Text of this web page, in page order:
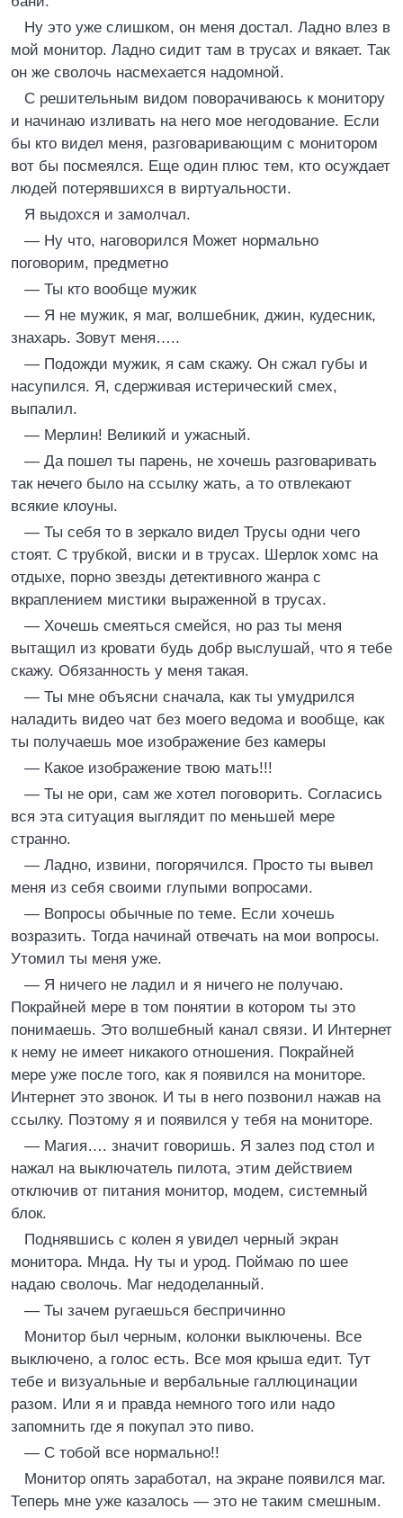
Ну это уже слишком, он меня достал. Ладно влез в
мой монитор. Ладно сидит там в трусах и вякает. Так
он же сволочь насмехается надомной.
С решительным видом поворачиваюсь к монитору
и начинаю изливать на него мое негодование. Если
бы кто видел меня, разговаривающим с монитором
вот бы посмеялся. Еще один плюс тем, кто осуждает
людей потерявшихся в виртуальности.
Я выдохся и замолчал.
— Ну что, наговорился Может нормально
поговорим, предметно
— Ты кто вообще мужик
— Я не мужик, я маг, волшебник, джин, кудесник,
знахарь. Зовут меня…..
— Подожди мужик, я сам скажу. Он сжал губы и
насупился. Я, сдерживая истерический смех,
выпалил.
— Мерлин! Великий и ужасный.
— Да пошел ты парень, не хочешь разговаривать
так нечего было на ссылку жать, а то отвлекают
всякие клоуны.
— Ты себя то в зеркало видел Трусы одни чего
стоят. С трубкой, виски и в трусах. Шерлок хомс на
отдыхе, порно звезды детективного жанра с
вкраплением мистики выраженной в трусах.
— Хочешь смеяться смейся, но раз ты меня
вытащил из кровати будь добр выслушай, что я тебе
скажу. Обязанность у меня такая.
— Ты мне объясни сначала, как ты умудрился
наладить видео чат без моего ведома и вообще, как
ты получаешь мое изображение без камеры
— Какое изображение твою мать!!!
— Ты не ори, сам же хотел поговорить. Согласись
вся эта ситуация выглядит по меньшей мере
странно.
— Ладно, извини, погорячился. Просто ты вывел
меня из себя своими глупыми вопросами.
— Вопросы обычные по теме. Если хочешь
возразить. Тогда начинай отвечать на мои вопросы.
Утомил ты меня уже.
— Я ничего не ладил и я ничего не получаю.
Покрайней мере в том понятии в котором ты это
понимаешь. Это волшебный канал связи. И Интернет
к нему не имеет никакого отношения. Покрайней
мере уже после того, как я появился на мониторе.
Интернет это звонок. И ты в него позвонил нажав на
ссылку. Поэтому я и появился у тебя на мониторе.
— Магия…. значит говоришь. Я залез под стол и
нажал на выключатель пилота, этим действием
отключив от питания монитор, модем, системный
блок.
Поднявшись с колен я увидел черный экран
монитора. Мнда. Ну ты и урод. Поймаю по шее
надаю сволочь. Маг недоделанный.
— Ты зачем ругаешься беспричинно
Монитор был черным, колонки выключены. Все
выключено, а голос есть. Все моя крыша едит. Тут
тебе и визуальные и вербальные галлюцинации
разом. Или я и правда немного того или надо
запомнить где я покупал это пиво.
— C тобой все нормально!!
Монитор опять заработал, на экране появился маг.
Теперь мне уже казалось — это не таким смешным.